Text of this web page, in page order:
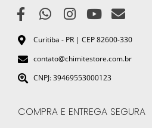
Curitiba - PR | CEP 82600-330
contato@chimitestore.com.br
CNPJ: 39469553000123
COMPRA E ENTREGA SEGURA